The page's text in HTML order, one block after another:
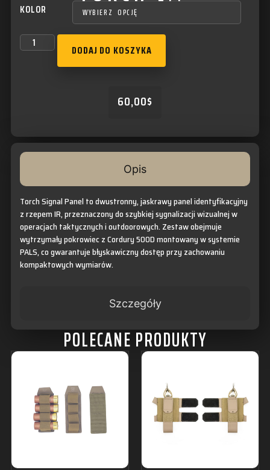
60,00$
KOLOR
DODAJ DO KOSZYKA
Opis
Szczegóły
Torch Signal Panel to dwustronny, jaskrawy panel identyfikacyjny
z rzepem IR, przeznaczony do szybkiej sygnalizacji wizualnej w
operacjach taktycznych i outdoorowych. Zestaw obejmuje
wytrzymały pokrowiec z Cordury 500D montowany w systemie
PALS, co gwarantuje błyskawiczny dostęp przy zachowaniu
kompaktowych wymiarów.
POLECANE PRODUKTY